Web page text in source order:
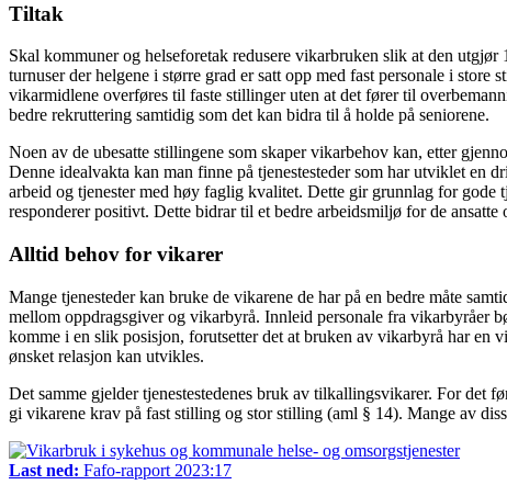
Tiltak
Skal kommuner og helseforetak redusere vikarbruken slik at den
turnuser der helgene i større grad er satt opp med fast personale i
vikarmidlene overføres til faste stillinger uten at det fører til
bedre rekruttering samtidig som det kan bidra til å holde på seniorene.
Noen av de ubesatte stillingene som skaper vikarbehov kan, etter
Denne idealvakta kan man finne på tjenestesteder som har utviklet en
arbeid og tjenester med høy faglig kvalitet. Dette gir grunnlag for gode
responderer positivt. Dette bidrar til et bedre arbeidsmiljø for de
Alltid behov for vikarer
Mange tjenesteder kan bruke de vikarene de har på en bedre måte
mellom oppdragsgiver og vikarbyrå. Innleid personale fra vikarbyråer
komme i en slik posisjon, forutsetter det at bruken av vikarbyrå har en
ønsket relasjon kan utvikles.
Det samme gjelder tjenestestedenes bruk av tilkallingsvikarer. For det
gi vikarene krav på fast stilling og stor stilling (aml § 14). Mange av
Last ned: Fafo-rapport 2023:17